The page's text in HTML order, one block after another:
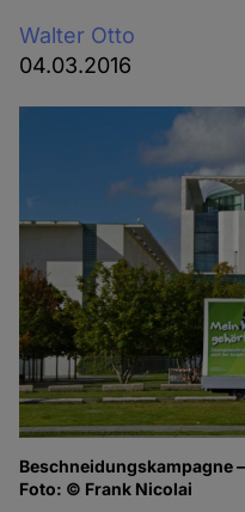
Walter Otto
04.03.2016
Beschneidungskampagne
Foto: © Frank Nicolai